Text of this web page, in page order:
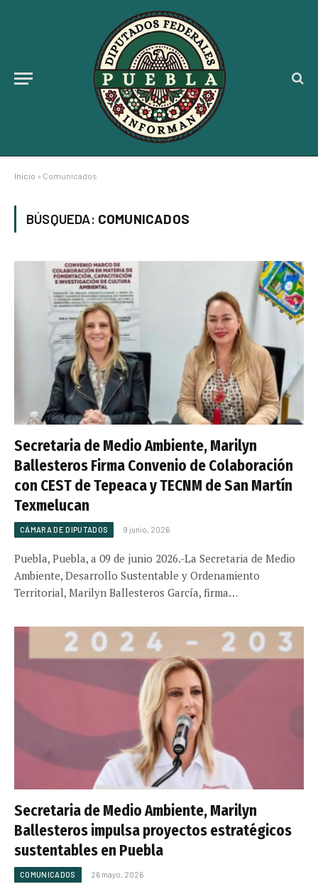
Inicio » Comunicados
BÚSQUEDA: COMUNICADOS
Secretaria de Medio Ambiente, Marilyn
Ballesteros Firma Convenio de Colaboración
con CEST de Tepeaca y TECNM de San Martín
Texmelucan
CÁMARA DE DIPUTADOS 9 junio, 2026
Puebla, Puebla, a 09 de junio 2026.-La Secretaria de Medio
Ambiente, Desarrollo Sustentable y Ordenamiento
Territorial, Marilyn Ballesteros García, firma…
Secretaria de Medio Ambiente, Marilyn
Ballesteros impulsa proyectos estratégicos
sustentables en Puebla
COMUNICADOS 26 mayo, 2026